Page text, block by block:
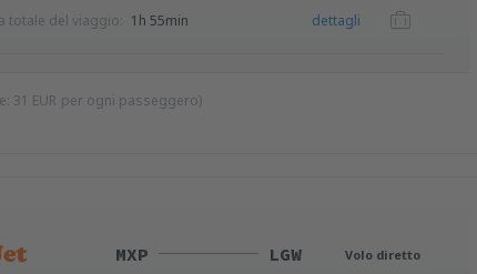
totale del viaggio: 1h 55min dettagli
31 EUR per ogni passeggero)
MXP LGW Volo diretto